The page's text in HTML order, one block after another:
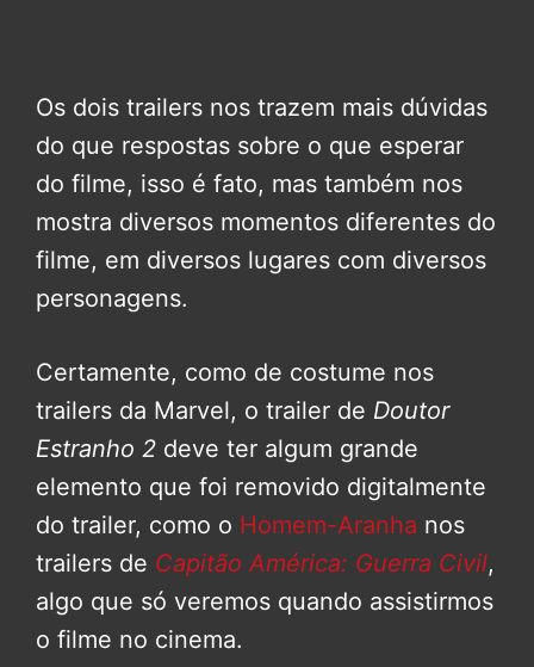
Os dois trailers nos trazem mais dúvidas
do que respostas sobre o que esperar
do filme, isso é fato, mas também nos
mostra diversos momentos diferentes do
filme, em diversos lugares com diversos
personagens.
Certamente, como de costume nos
trailers da Marvel, o trailer de Doutor
Estranho 2 deve ter algum grande
elemento que foi removido digitalmente
do trailer, como o Homem-Aranha nos
trailers de Capitão América: Guerra Civil,
algo que só veremos quando assistirmos
o filme no cinema.